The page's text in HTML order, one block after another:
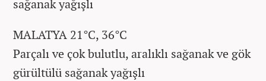
sağanak yağışlı
MALATYA 21°C, 36°C
Parçalı ve çok bulutlu, aralıklı sağanak ve gök
gürültülü sağanak yağışlı